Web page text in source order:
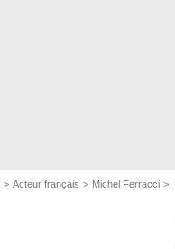
Acteur français Michel Ferracci